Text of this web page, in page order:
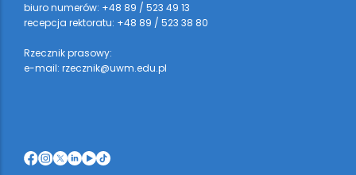
biuro numerów: +48 89 / 523 49 13
recepcja rektoratu: +48 89 / 523 38 80
Rzecznik prasowy:
e-mail: rzecznik@uwm.edu.pl